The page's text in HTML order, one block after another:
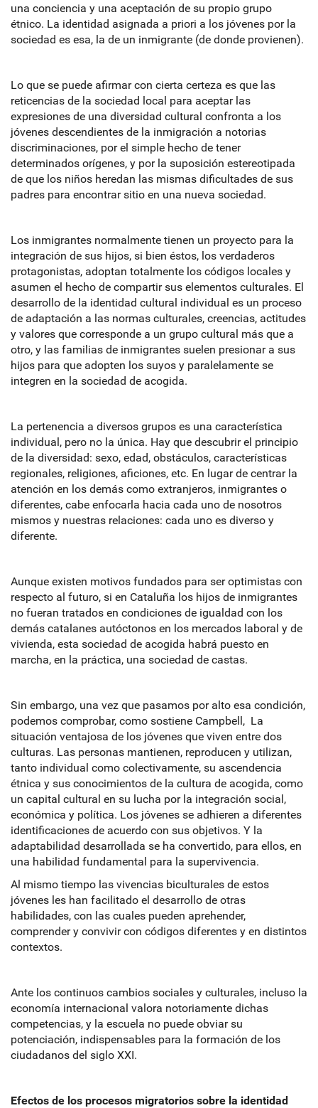
una conciencia y una aceptación de su propio grupo
étnico. La identidad asignada a priori a los jóvenes por la
sociedad es esa, la de un inmigrante (de donde provienen).
Lo que se puede afirmar con cierta certeza es que las
reticencias de la sociedad local para aceptar las
expresiones de una diversidad cultural confronta a los
jóvenes descendientes de la inmigración a notorias
discriminaciones, por el simple hecho de tener
determinados orígenes, y por la suposición estereotipada
de que los niños heredan las mismas dificultades de sus
padres para encontrar sitio en una nueva sociedad.
Los inmigrantes normalmente tienen un proyecto para la
integración de sus hijos, si bien éstos, los verdaderos
protagonistas, adoptan totalmente los códigos locales y
asumen el hecho de compartir sus elementos culturales. El
desarrollo de la identidad cultural individual es un proceso
de adaptación a las normas culturales, creencias, actitudes
y valores que corresponde a un grupo cultural más que a
otro, y las familias de inmigrantes suelen presionar a sus
hijos para que adopten los suyos y paralelamente se
integren en la sociedad de acogida.
La pertenencia a diversos grupos es una característica
individual, pero no la única. Hay que descubrir el principio
de la diversidad: sexo, edad, obstáculos, características
regionales, religiones, aficiones, etc. En lugar de centrar la
atención en los demás como extranjeros, inmigrantes o
diferentes, cabe enfocarla hacia cada uno de nosotros
mismos y nuestras relaciones: cada uno es diverso y
diferente.
Aunque existen motivos fundados para ser optimistas con
respecto al futuro, si en Cataluña los hijos de inmigrantes
no fueran tratados en condiciones de igualdad con los
demás catalanes autóctonos en los mercados laboral y de
vivienda, esta sociedad de acogida habrá puesto en
marcha, en la práctica, una sociedad de castas.
Sin embargo, una vez que pasamos por alto esa condición,
podemos comprobar, como sostiene Campbell, La
situación ventajosa de los jóvenes que viven entre dos
culturas. Las personas mantienen, reproducen y utilizan,
tanto individual como colectivamente, su ascendencia
étnica y sus conocimientos de la cultura de acogida, como
un capital cultural en su lucha por la integración social,
económica y política. Los jóvenes se adhieren a diferentes
identificaciones de acuerdo con sus objetivos. Y la
adaptabilidad desarrollada se ha convertido, para ellos, en
una habilidad fundamental para la supervivencia.
Al mismo tiempo las vivencias biculturales de estos
jóvenes les han facilitado el desarrollo de otras
habilidades, con las cuales pueden aprehender,
comprender y convivir con códigos diferentes y en distintos
contextos.
Ante los continuos cambios sociales y culturales, incluso la
economía internacional valora notoriamente dichas
competencias, y la escuela no puede obviar su
potenciación, indispensables para la formación de los
ciudadanos del siglo XXI.
Efectos de los procesos migratorios sobre la identidad